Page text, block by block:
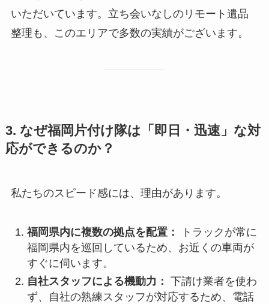
いただいています。立ち会いなしのリモート遺品
整理も、このエリアで多数の実績がございます。
3. なぜ福岡片付け隊は「即日・迅速」な対
応ができるのか？
私たちのスピード感には、理由があります。
福岡県内に複数の拠点を配置：
トラックが常に
福岡県内を巡回しているため、お近くの車両が
すぐに伺います。
自社スタッフによる機動力： 下請け業者を使わ
ず、自社の熟練スタッフが対応するため、電話